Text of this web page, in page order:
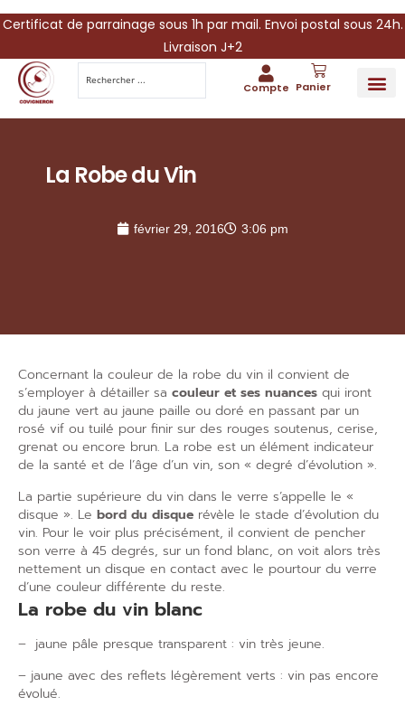
Certificat de parrainage sous 1h par mail. Envoi postal sous 24h.
Livraison J+2
Compte Panier
La Robe du Vin
février 29, 2016 3:06 pm
Concernant la couleur de la robe du vin il convient de
s’employer à détailler sa couleur et ses nuances qui iront
du jaune vert au jaune paille ou doré en passant par un
rosé vif ou tuilé pour finir sur des rouges soutenus, cerise,
grenat ou encore brun. La robe est un élément indicateur
de la santé et de l’âge d’un vin, son « degré d’évolution ».
La partie supérieure du vin dans le verre s’appelle le «
disque ». Le bord du disque révèle le stade d’évolution du
vin. Pour le voir plus précisément, il convient de pencher
son verre à 45 degrés, sur un fond blanc, on voit alors très
nettement un disque en contact avec le pourtour du verre
d’une couleur différente du reste.
La robe du vin blanc
– jaune pâle presque transparent : vin très jeune.
– jaune avec des reflets légèrement verts : vin pas encore
évolué.